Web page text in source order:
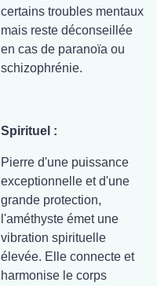
certains troubles mentaux
mais reste déconseillée
en cas de paranoïa ou
schizophrénie.
Spirituel :
Pierre d'une puissance
exceptionnelle et d'une
grande protection,
l'améthyste émet une
vibration spirituelle
élevée. Elle connecte et
harmonise le corps